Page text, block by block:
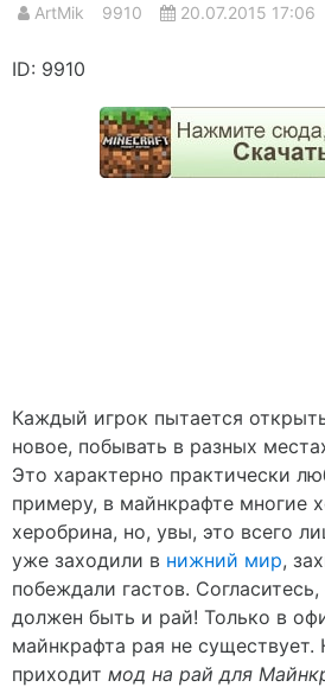
ArtMik 9910 20.07.2015 17:06
ID: 9910
Каждый игрок пытается
новое, побывать в разных
Это характерно практически
примеру, в майнкрафте многие
херобрина, но, увы, это всего
уже заходили в нижний мир,
побеждали гастов.
должен быть и рай! Только в
майнкрафта рая не
приходит мод на рай для